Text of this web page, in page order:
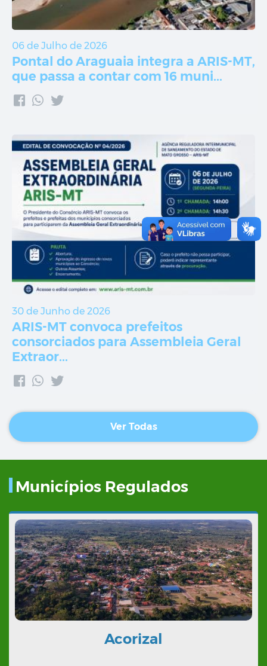
06 de Julho de 2026
Pontal do Araguaia integra a ARIS-MT,
que passa a contar com 16 muni...
30 de Junho de 2026
ARIS-MT convoca prefeitos
consorciados para Assembleia Geral
Extraor...
Ver Todas
Municípios Regulados
Acorizal